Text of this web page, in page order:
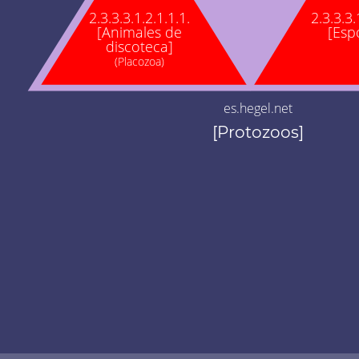
2.3.3.3.1.2.1.1.1.
[Animales de
discoteca]
(Placozoa)
es.hegel.net
[Protozoos]